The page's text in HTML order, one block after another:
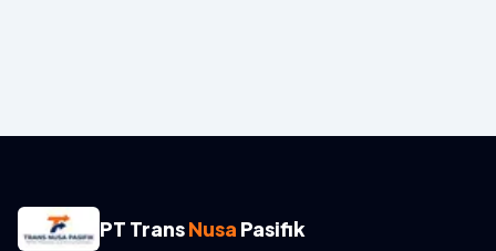
PT TransNusa Pasifik